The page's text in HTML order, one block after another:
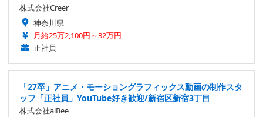
株式会社Creer
神奈川県
月給25万2,100円～32万円
正社員
「27卒」アニメ・モーショングラフィックス動画の制作スタ
ッフ「正社員」YouTube好き歓迎/新宿区新宿3丁目
株式会社alBee